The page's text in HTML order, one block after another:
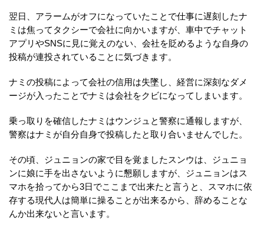
翌日、アラームがオフになっていたことで仕事に遅刻したナ
ミは焦ってタクシーで会社に向かいますが、車中でチャット
アプリやSNSに見に覚えのない、会社を貶めるような自身の
投稿が連投されていることに気づきます。
ナミの投稿によって会社の信用は失墜し、経営に深刻なダメ
ージが入ったことでナミは会社をクビになってしまいます。
乗っ取りを確信したナミはウンジュと警察に通報しますが、
警察はナミが自分自身で投稿したと取り合いませんでした。
その頃、ジュニョンの家で目を覚ましたスンウは、ジュニョ
ンに娘に手を出さないように懇願しますが、ジュニョンはス
マホを拾ってから3日でここまで出来たと言うと、スマホに依
存する現代人は簡単に操ることが出来るから、辞めることな
んか出来ないと言います。